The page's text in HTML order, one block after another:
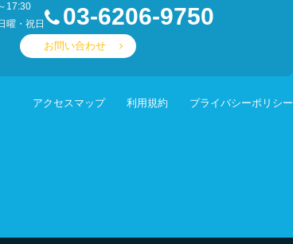
17:30
曜・祝日
03-6206-9750
お問い合わせ
アクセスマップ 利用規約 プライバシーポリシー